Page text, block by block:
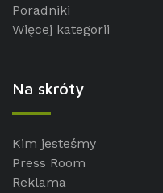
Poradniki
Więcej kategorii
Na skróty
Kim jesteśmy
Press Room
Reklama